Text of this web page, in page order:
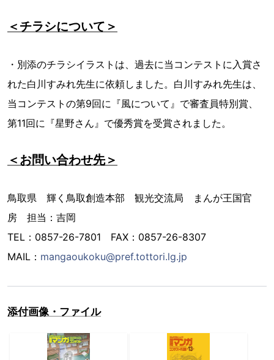
＜チラシについて＞
・別添のチラシイラストは、過去に当コンテストに入賞さ
れた白川すみれ先生に依頼しました。白川すみれ先生は、
当コンテストの第9回に『風について』で審査員特別賞、
第11回に『星野さん』で優秀賞を受賞されました。
＜お問い合わせ先＞
鳥取県 輝く鳥取創造本部 観光交流局 まんが王国官
房 担当：吉岡
TEL：0857-26-7801 FAX：0857-26-8307
MAIL： mangaoukoku@pref.tottori.lg.jp
添付画像・ファイル